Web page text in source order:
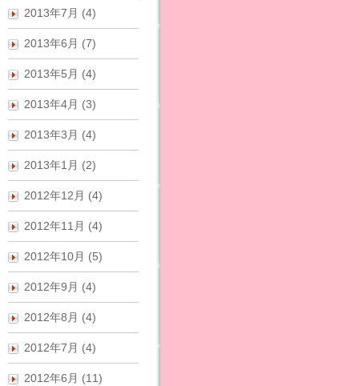
2013年7月 (4)
2013年6月 (7)
2013年5月 (4)
2013年4月 (3)
2013年3月 (4)
2013年1月 (2)
2012年12月 (4)
2012年11月 (4)
2012年10月 (5)
2012年9月 (4)
2012年8月 (4)
2012年7月 (4)
2012年6月 (11)